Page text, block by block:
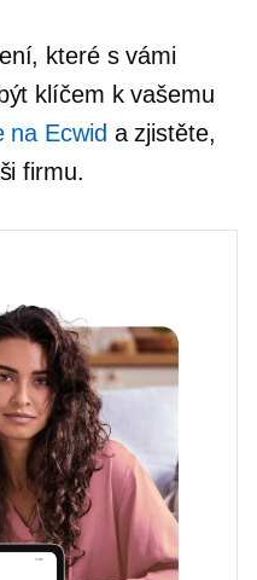
které s vámi
klíčem k vašemu
na Ecwid a zjistěte,
firmu.